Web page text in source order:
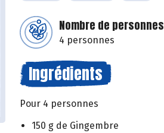
Nombre de personnes
4 personnes
Ingrédients
Pour 4 personnes
150 g de Gingembre